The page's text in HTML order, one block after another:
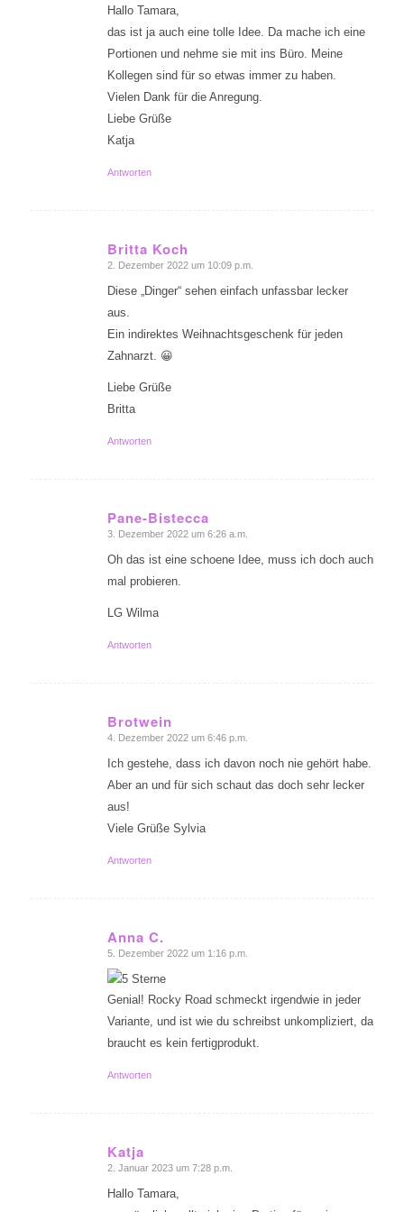
Hallo Tamara,
das ist ja auch eine tolle Idee. Da mache ich eine
Portionen und nehme sie mit ins Büro. Meine
Kollegen sind für so etwas immer zu haben.
Vielen Dank für die Anregung.
Liebe Grüße
Katja
Antworten
Britta Koch
sagte:
2. Dezember 2022 um 10:09 p.m.
Diese „Dinger“ sehen einfach unfassbar lecker
aus.
Ein indirektes Weihnachtsgeschenk für jeden
Zahnarzt. 😀
Liebe Grüße
Britta
Antworten
Pane-Bistecca
sagte:
3. Dezember 2022 um 6:26 a.m.
Oh das ist eine schoene Idee, muss ich doch auch
mal probieren.
LG Wilma
Antworten
Brotwein
sagte:
4. Dezember 2022 um 6:46 p.m.
Ich gestehe, dass ich davon noch nie gehört habe.
Aber an und für sich schaut das doch sehr lecker
aus!
Viele Grüße Sylvia
Antworten
Anna C.
sagte:
5. Dezember 2022 um 1:16 p.m.
Genial! Rocky Road schmeckt irgendwie in jeder
Variante, und ist wie du schreibst unkompliziert, da
braucht es kein fertigprodukt.
Antworten
Katja
sagte:
2. Januar 2023 um 7:28 p.m.
Hallo Tamara,